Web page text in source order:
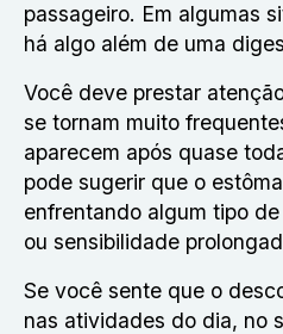
passageiro. Em algumas
há algo além de uma
Você deve prestar
se tornam muito
aparecem após quase
pode sugerir que o
enfrentando algum tipo
ou sensibilidade
Se você sente que o
nas atividades do dia, no